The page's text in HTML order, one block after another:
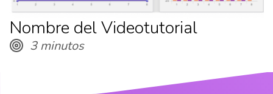
Nombre del Videotutorial
3 minutos